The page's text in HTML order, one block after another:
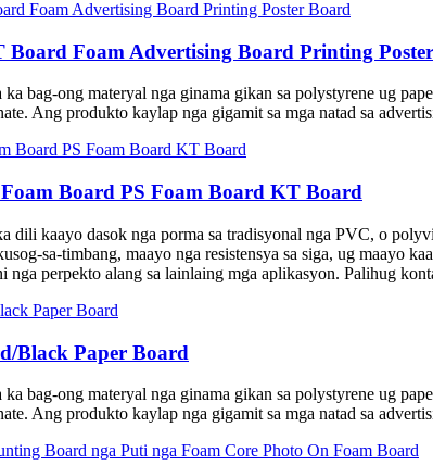
Board Foam Advertising Board Printing
bag-ong materyal nga ginama gikan sa polystyrene ug
Ang produkto kaylap nga gigamit sa mga natad sa
Board PS Foam Board KT Board
dili kaayo dasok nga porma sa tradisyonal nga PVC, o
sa-timbang, maayo nga resistensya sa siga, ug maayo
nga perpekto alang sa lainlaing mga aplikasyon. Palihug
Black Paper Board
bag-ong materyal nga ginama gikan sa polystyrene ug
Ang produkto kaylap nga gigamit sa mga natad sa